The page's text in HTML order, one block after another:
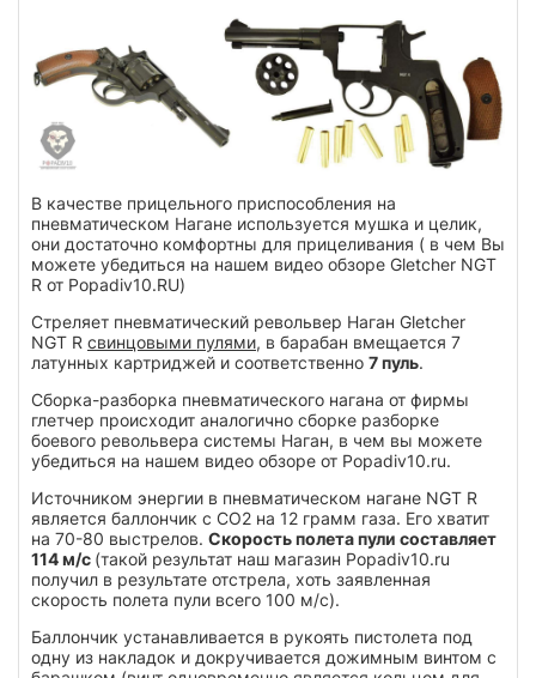
В качестве прицельного приспособления на
пневматическом Нагане используется мушка и целик,
они достаточно комфортны для прицеливания ( в чем Вы
можете убедиться на нашем видео обзоре Gletcher NGT
R от Popadiv10.RU)
Стреляет пневматический револьвер Наган Gletcher
NGT R свинцовыми пулями, в барабан вмещается 7
латунных картриджей и соответственно 7 пуль.
Сборка-разборка пневматического нагана от фирмы
глетчер происходит аналогично сборке разборке
боевого револьвера системы Наган, в чем вы можете
убедиться на нашем видео обзоре от Popadiv10.ru.
Источником энергии в пневматическом нагане NGT R
является баллончик с СО2 на 12 грамм газа. Его хватит
на 70-80 выстрелов. Скорость полета пули составляет
114 м/с (такой результат наш магазин Popadiv10.ru
получил в результате отстрела, хоть заявленная
скорость полета пули всего 100 м/с).
Баллончик устанавливается в рукоять пистолета под
одну из накладок и докручивается дожимным винтом с